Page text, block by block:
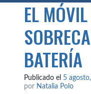
EL
BATERÍA
Publicado el 5
por Natalia Polo